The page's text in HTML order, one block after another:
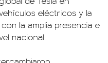
eléctricos y la
la amplia presencia e
nacional.